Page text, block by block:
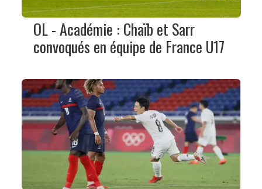
OL - Académie : Chaïb et Sarr
convoqués en équipe de France U17